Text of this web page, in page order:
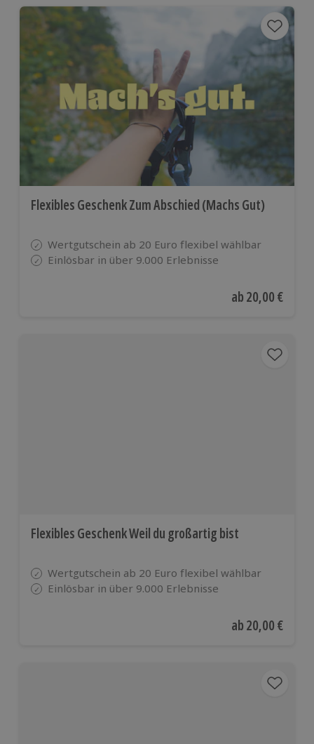
Flexibles Geschenk Zum Abschied (Machs Gut)
Wertgutschein ab 20 Euro flexibel wählbar
Einlösbar in über 9.000 Erlebnisse
Aktueller Preis
ab20,00 €
Flexibles Geschenk Weil du großartig bist
Wertgutschein ab 20 Euro flexibel wählbar
Einlösbar in über 9.000 Erlebnisse
Aktueller Preis
ab20,00 €